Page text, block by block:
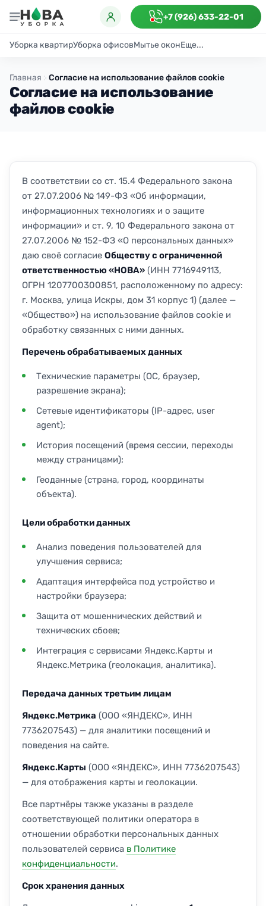
+7 (926) 633-22-01
Уборка квартирУборка офисовМытье оконЕще...
Главная
Согласие на использование файлов cookie
Согласие на использование
файлов cookie
В соответствии со ст. 15.4 Федерального закона
от 27.07.2006 № 149-ФЗ «Об информации,
информационных технологиях и о защите
информации» и ст. 9, 10 Федерального закона от
27.07.2006 № 152-ФЗ «О персональных данных»
даю своё согласие Обществу с ограниченной
ответственностью «НОВА» (ИНН 7716949113,
ОГРН 1207700300851, расположенному по адресу:
г. Москва, улица Искры, дом 31 корпус 1) (далее —
«Общество») на использование файлов cookie и
обработку связанных с ними данных.
Перечень обрабатываемых данных
Технические параметры (ОС, браузер,
разрешение экрана);
Сетевые идентификаторы (IP-адрес, user
agent);
История посещений (время сессии, переходы
между страницами);
Геоданные (страна, город, координаты
объекта).
Цели обработки данных
Анализ поведения пользователей для
улучшения сервиса;
Адаптация интерфейса под устройство и
настройки браузера;
Защита от мошеннических действий и
технических сбоев;
Интеграция с сервисами Яндекс.Карты и
Яндекс.Метрика (геолокация, аналитика).
Передача данных третьим лицам
Яндекс.Метрика (ООО «ЯНДЕКС», ИНН
7736207543) — для аналитики посещений и
поведения на сайте.
Яндекс.Карты (ООО «ЯНДЕКС», ИНН 7736207543)
— для отображения карты и геолокации.
Все партнёры также указаны в разделе
соответствующей политики оператора в
отношении обработки персональных данных
пользователей сервиса в Политике
конфиденциальности.
Срок хранения данных